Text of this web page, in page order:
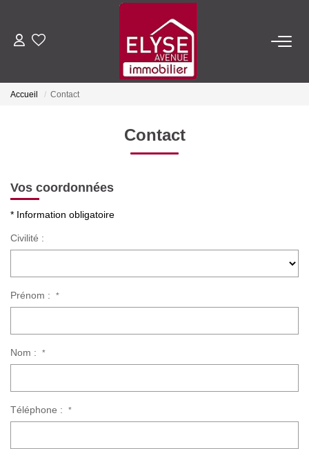
ACHETER
ESTIMER
FAIRE GÉRER
CONTACT
Accueil Contact
Contact
Vos coordonnées
* Information obligatoire
Civilité :
Prénom : *
Nom : *
Téléphone : *